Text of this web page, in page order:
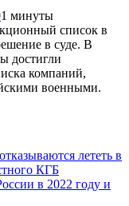
1 минуты
список в
в суде. В
достигли
компаний,
военными.
лететь в
КГБ
в 2022 году и